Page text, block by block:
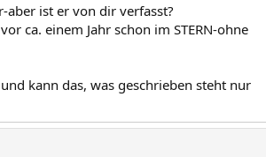
aber ist er von dir verfasst?
ca. einem Jahr schon im STERN-ohne
kann das, was geschrieben steht nur